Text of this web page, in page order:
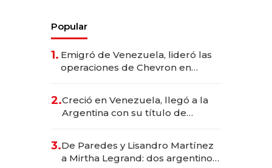
Popular
1. Emigró de Venezuela, lideró las
operaciones de Chevron en
2.Creció en Venezuela, llegó a la
Argentina con su título de
las marcas "fast premium"
3.De Paredes y Lisandro Martínez
a Mirtha Legrand: dos argentinos